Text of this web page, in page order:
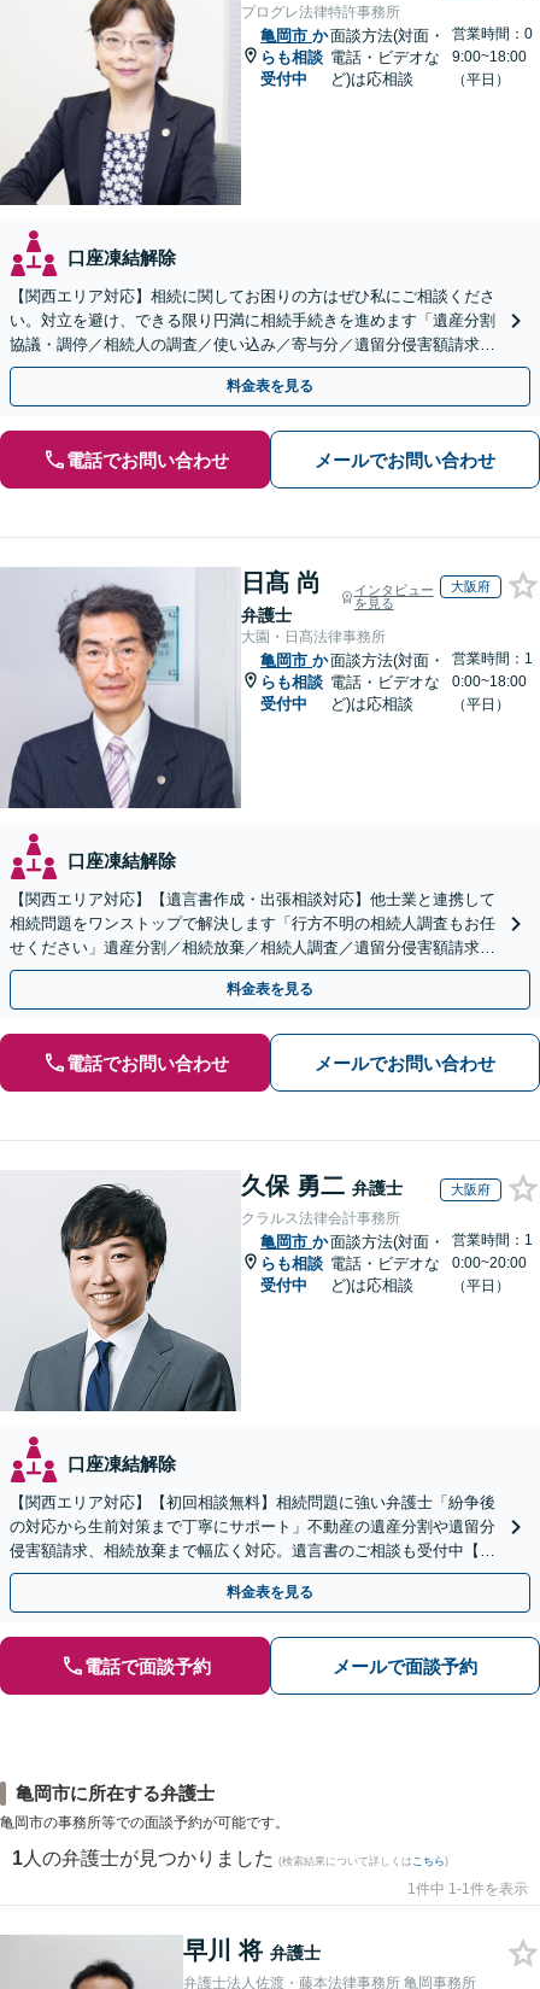
プログレ法律特許事務所
亀岡市 か
らも相談
受付中
面談方法(対面・
電話・ビデオな
ど)は応相談
営業時間：0
9:00~18:00
（平日）
口座凍結解除
【関西エリア対応】相続に関してお困りの方はぜひ私にご相談くださ
い。対立を避け、できる限り円満に相続手続きを進めます「遺産分割
協議・調停／相続人の調査／使い込み／寄与分／遺留分侵害額請求／
相続放棄（借金の相続）／遺言書作成【休日・夜間相談可】
料金表を見る
電話でお問い合わせ メールでお問い合わせ
日髙 尚
弁護士
インタビュー
を見る
大阪府
大園・日髙法律事務所
亀岡市 か
らも相談
受付中
面談方法(対面・
電話・ビデオな
ど)は応相談
営業時間：1
0:00~18:00
（平日）
口座凍結解除
【関西エリア対応】【遺言書作成・出張相談対応】他士業と連携して
相続問題をワンストップで解決します「行方不明の相続人調査もお任
せください」遺産分割／相続放棄／相続人調査／遺留分侵害額請求／
登記など【休日・夜間面談可】【分割払い対応】
料金表を見る
電話でお問い合わせ メールでお問い合わせ
久保 勇二 弁護士 大阪府
クラルス法律会計事務所
亀岡市 か
らも相談
受付中
面談方法(対面・
電話・ビデオな
ど)は応相談
営業時間：1
0:00~20:00
（平日）
口座凍結解除
【関西エリア対応】【初回相談無料】相続問題に強い弁護士「紛争後
の対応から生前対策まで丁寧にサポート」不動産の遺産分割や遺留分
侵害額請求、相続放棄まで幅広く対応。遺言書のご相談も受付中【夜
間・休日面談可】【WEB面談】【完全個室】
料金表を見る
電話で面談予約 メールで面談予約
亀岡市に所在する弁護士
亀岡市の事務所等での面談予約が可能です。
1 人の弁護士が見つかりました (検索結果について詳しくは こちら)
1件中 1-1件を表示
早川 将 弁護士
弁護士法人佐渡・藤本法律事務所 亀岡事務所